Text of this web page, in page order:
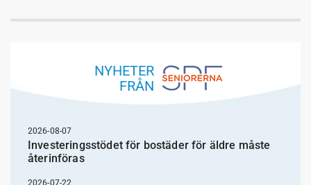
NYHETER
FRÅN
2026-08-07
Investeringsstödet för bostäder för äldre måste
återinföras
2026-07-22